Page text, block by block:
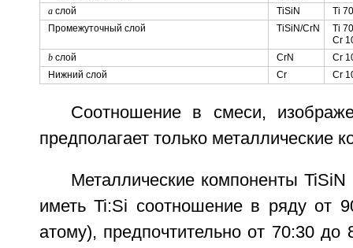
a слой TiSiN
Ti
Промежуточный слой
TiSiN/CrN
Ti
Cr
b слой CrN
Cr
Нижний слой
Cr Cr
Соотношение в смеси,
предполагает только металлические
Металлические компоненты
иметь Ti:Si соотношение в ряду от
атому), предпочтительно от 70:30